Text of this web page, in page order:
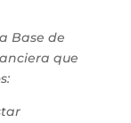
Base de
que